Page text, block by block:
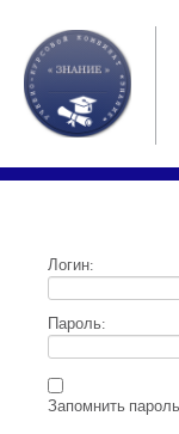
Логин:
Пароль:
Запомнить